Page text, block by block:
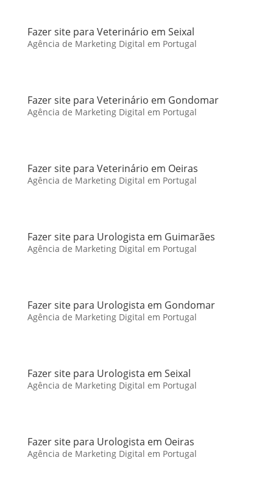
Fazer site para Veterinário em Seixal
Agência de Marketing Digital em Portugal
Fazer site para Veterinário em Gondomar
Agência de Marketing Digital em Portugal
Fazer site para Veterinário em Oeiras
Agência de Marketing Digital em Portugal
Fazer site para Urologista em Guimarães
Agência de Marketing Digital em Portugal
Fazer site para Urologista em Gondomar
Agência de Marketing Digital em Portugal
Fazer site para Urologista em Seixal
Agência de Marketing Digital em Portugal
Fazer site para Urologista em Oeiras
Agência de Marketing Digital em Portugal